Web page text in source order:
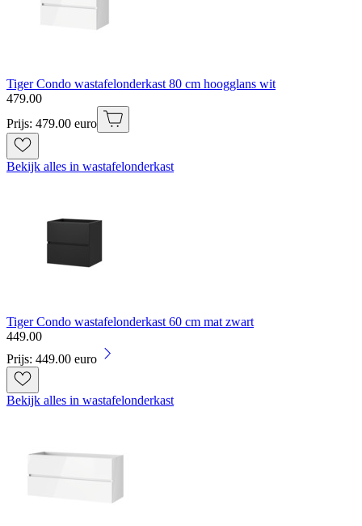
Tiger Condo wastafelonderkast 80 cm hoogglans wit
479.00
Prijs: 479.00 euro
Bekijk alles in wastafelonderkast
Tiger Condo wastafelonderkast 60 cm mat zwart
449.00
Prijs: 449.00 euro
Bekijk alles in wastafelonderkast